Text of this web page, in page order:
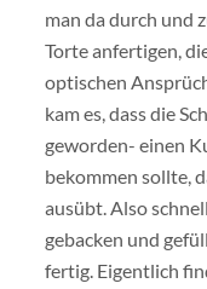
man da durch und
Torte anfertigen,
optischen
kam es, dass die
geworden- einen
bekommen sollte,
ausübt. Also
gebacken und
fertig. Eigentlich